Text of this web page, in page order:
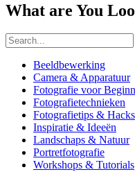
What are You
Beeldbewerking
Camera & Apparatuur
Fotografie voor
Fotografietechnieken
Fotografietips & Hacks
Inspiratie & Ideeën
Landschaps & Natuur
Portretfotografie
Workshops & Tutorials